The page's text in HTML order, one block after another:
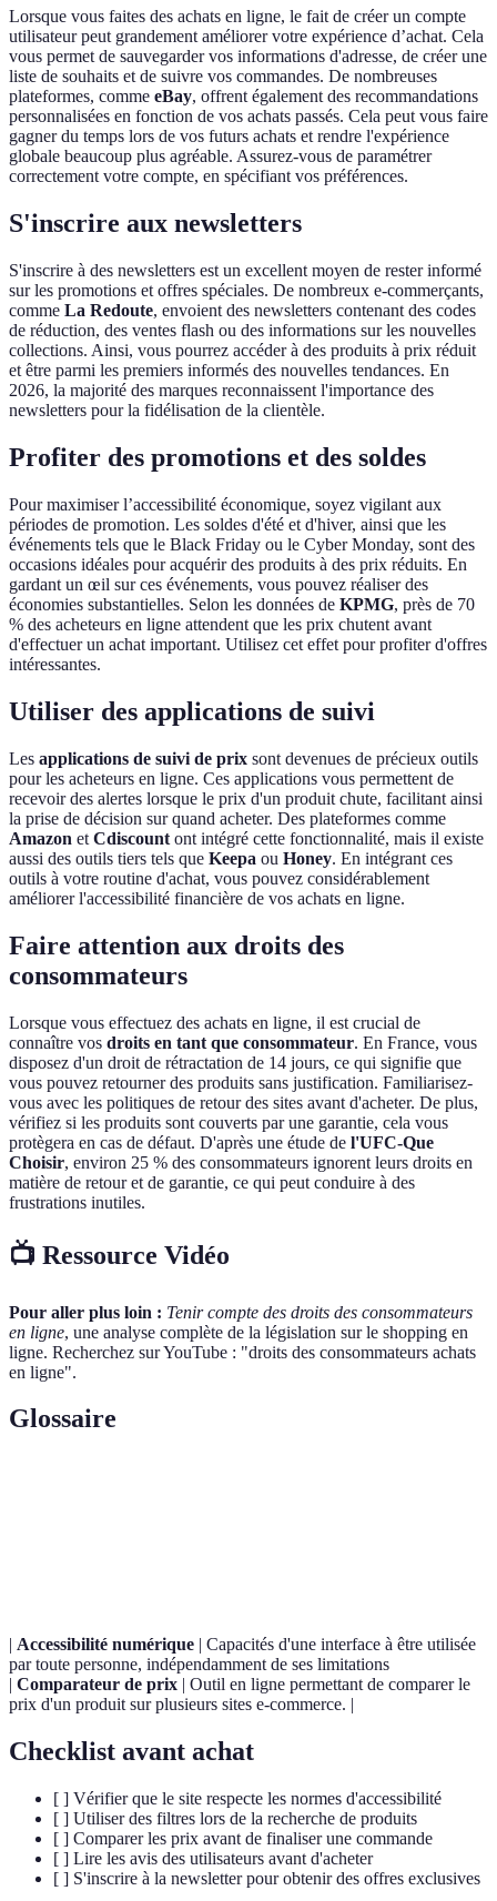
Lorsque vous faites des achats en ligne, le fait de créer un compte
utilisateur peut grandement améliorer votre expérience d’achat. Cela
vous permet de sauvegarder vos informations d'adresse, de créer une
liste de souhaits et de suivre vos commandes. De nombreuses
plateformes, comme eBay, offrent également des recommandations
personnalisées en fonction de vos achats passés. Cela peut vous faire
gagner du temps lors de vos futurs achats et rendre l'expérience
globale beaucoup plus agréable. Assurez-vous de paramétrer
correctement votre compte, en spécifiant vos préférences.
S'inscrire aux newsletters
S'inscrire à des newsletters est un excellent moyen de rester informé
sur les promotions et offres spéciales. De nombreux e-commerçants,
comme La Redoute, envoient des newsletters contenant des codes
de réduction, des ventes flash ou des informations sur les nouvelles
collections. Ainsi, vous pourrez accéder à des produits à prix réduit
et être parmi les premiers informés des nouvelles tendances. En
2026, la majorité des marques reconnaissent l'importance des
newsletters pour la fidélisation de la clientèle.
Profiter des promotions et des soldes
Pour maximiser l’accessibilité économique, soyez vigilant aux
périodes de promotion. Les soldes d'été et d'hiver, ainsi que les
événements tels que le Black Friday ou le Cyber Monday, sont des
occasions idéales pour acquérir des produits à des prix réduits. En
gardant un œil sur ces événements, vous pouvez réaliser des
économies substantielles. Selon les données de KPMG, près de 70
% des acheteurs en ligne attendent que les prix chutent avant
d'effectuer un achat important. Utilisez cet effet pour profiter d'offres
intéressantes.
Utiliser des applications de suivi
Les applications de suivi de prix sont devenues de précieux outils
pour les acheteurs en ligne. Ces applications vous permettent de
recevoir des alertes lorsque le prix d'un produit chute, facilitant ainsi
la prise de décision sur quand acheter. Des plateformes comme
Amazon et Cdiscount ont intégré cette fonctionnalité, mais il existe
aussi des outils tiers tels que Keepa ou Honey. En intégrant ces
outils à votre routine d'achat, vous pouvez considérablement
améliorer l'accessibilité financière de vos achats en ligne.
Faire attention aux droits des
consommateurs
Lorsque vous effectuez des achats en ligne, il est crucial de
connaître vos droits en tant que consommateur. En France, vous
disposez d'un droit de rétractation de 14 jours, ce qui signifie que
vous pouvez retourner des produits sans justification. Familiarisez-
vous avec les politiques de retour des sites avant d'acheter. De plus,
vérifiez si les produits sont couverts par une garantie, cela vous
protègera en cas de défaut. D'après une étude de l'UFC-Que
Choisir, environ 25 % des consommateurs ignorent leurs droits en
matière de retour et de garantie, ce qui peut conduire à des
frustrations inutiles.
📺 Ressource Vidéo
Pour aller plus loin : Tenir compte des droits des consommateurs
en ligne, une analyse complète de la législation sur le shopping en
ligne. Recherchez sur YouTube : "droits des consommateurs achats
en ligne".
Glossaire
| Accessibilité numérique | Capacités d'une interface à être utilisée
par toute personne, indépendamment de ses limitations
| Comparateur de prix | Outil en ligne permettant de comparer le
prix d'un produit sur plusieurs sites e-commerce. |
Checklist avant achat
[ ] Vérifier que le site respecte les normes d'accessibilité
[ ] Utiliser des filtres lors de la recherche de produits
[ ] Comparer les prix avant de finaliser une commande
[ ] Lire les avis des utilisateurs avant d'acheter
[ ] S'inscrire à la newsletter pour obtenir des offres exclusives